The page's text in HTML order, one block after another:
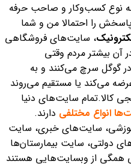
نوع کسب‌وکار و صاحب حرفه
را احتمالا من و شما
، سایت‌های فروشگاهی
آن بیشتر مردم وقتی
گوگل سرچ می‌کنند و به
می‌کند یا مستقیم می‌روند
کالا.تمام سایت‌های دنیا
انواع مختلفی دارند.
سایت‌های خبری، سایت‌
دولتی، سایت بیمارستان‌ها
همگی از وبسایت‌هایی هستند